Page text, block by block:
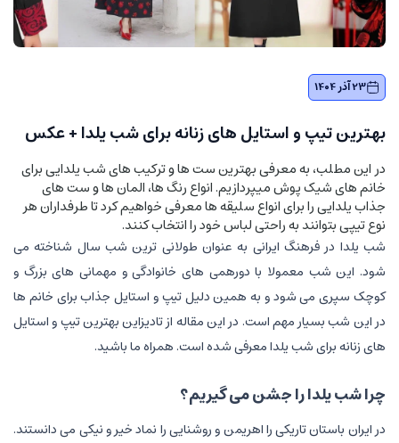
23 آذر 1404
بهترین تیپ و استایل های زنانه برای شب یلدا + عکس
در این مطلب، به معرفی بهترین ست ها و ترکیب های شب یلدایی برای
خانم های شیک پوش میپردازیم. انواع رنگ ها، المان ها و ست های
جذاب یلدایی را برای انواع سلیقه ها معرفی خواهیم کرد تا طرفداران هر
نوع تیپی بتوانند به راحتی لباس خود را انتخاب کنند.
شب یلدا در فرهنگ ایرانی به عنوان طولانی ‌ترین شب سال شناخته می
شود. این شب معمولا با دورهمی های خانوادگی و مهمانی های بزرگ و
کوچک سپری می شود و به همین دلیل تیپ و استایل جذاب برای خانم ها
در این شب بسیار مهم است. در این مقاله از تادیزاین بهترین تیپ و استایل
های زنانه برای شب یلدا معرفی شده است. همراه ما باشید.
چرا شب یلدا را جشن می گیریم؟
در ایران باستان تاریکی را اهریمن و روشنایی را نماد خیر و نیکی می دانستند.